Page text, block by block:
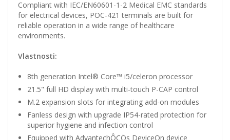
Compliant with IEC/EN60601-1-2 Medical EMC standards
for electrical devices, POC-421 terminals are built for
reliable operation in a wide range of healthcare
environments.
Vlastnosti:
8th generation Intel® Core™ i5/celeron processor
21.5" full HD display with multi-touch P-CAP control
M.2 expansion slots for integrating add-on modules
Fanless design with upgrade IP54-rated protection for
superior hygiene and infection control
Equipped with AdvantechÔÇÖs DeviceOn device